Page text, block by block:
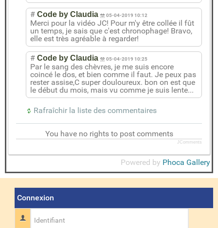
# Code by Claudia 05-04-2019 10:12
Merci pour la vidéo JC! Pour m'y être collée il fût
un temps, je sais que c'est chronophage! Bravo,
elle est très agréable à regarder!
# Code by Claudia 05-04-2019 10:25
Par le sang des chèvres, je me suis encore
coincé le dos, et bien comme il faut. Je peux pas
rester assise,C super douloureux. bon on est que
le début du mois, mais vu comme je suis lente...
Rafraîchir la liste des commentaires
You have no rights to post comments
JComments
Powered by Phoca Gallery
Connexion
Identifiant